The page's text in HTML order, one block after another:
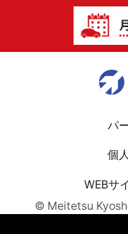
パ
個
WEBサ
© Meitetsu